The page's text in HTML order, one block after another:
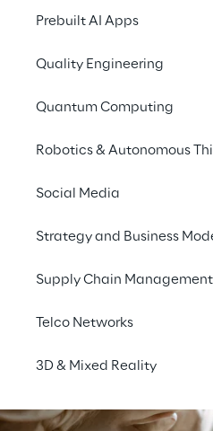
Prebuilt AI Apps
Quality Engineering
Quantum Computing
Robotics & Autonomous
Social Media
Strategy and Business
Supply Chain Management
Telco Networks
3D & Mixed Reality